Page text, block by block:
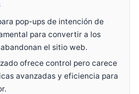
pop-ups de intención de
para convertir a los
el sitio web.
ofrece control pero carece
avanzadas y eficiencia para